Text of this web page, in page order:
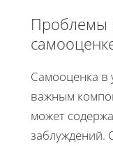
Проблемы
Самооценка в
важным
может
заблуждений.